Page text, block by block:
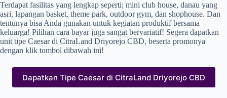
Terdapat fasilitas yang lengkap seperti; mini club house, danau yang
asri, lapangan basket, theme park, outdoor gym, dan shophouse. Dan
tentunya bisa Anda gunakan untuk kegiatan produktif bersama
keluarga! Pilihan cara bayar juga sangat bervariatif! Segera dapatkan
unit tipe Caesar di CitraLand Driyorejo CBD, beserta promonya
dengan klik tombol dibawah ini!
Dapatkan Tipe Caesar di CitraLand Driyorejo CBD